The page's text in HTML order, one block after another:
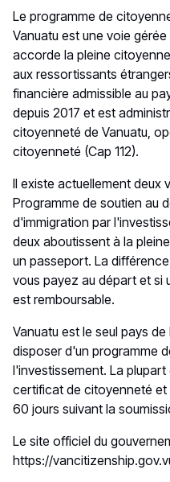
Le programme de
Vanuatu est une voie
accorde la pleine
aux ressortissants
financière admissible au
depuis 2017 et est
citoyenneté de Vanuatu,
citoyenneté (Cap 112).
Il existe actuellement deux
Programme de soutien au
d'immigration par
deux aboutissent à la
un passeport. La
vous payez au départ et si
est remboursable.
Vanuatu est le seul pays
disposer d'un programme
l'investissement. La
certificat de citoyenneté et
60 jours suivant la
Le site officiel du
https://